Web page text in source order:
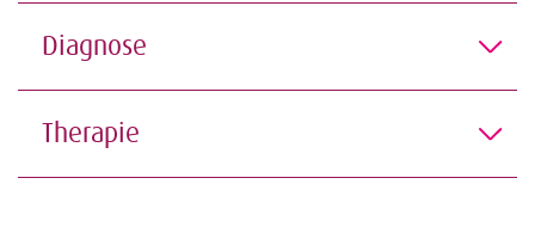
Diagnose
Therapie